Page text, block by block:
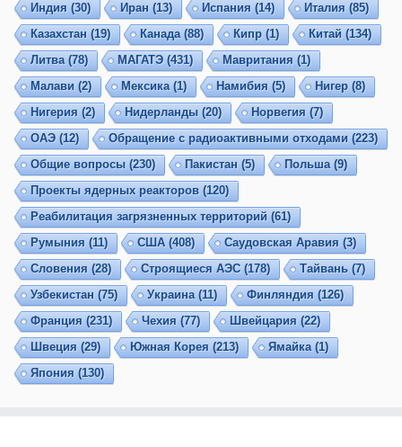
Индия (30) Иран (13) Испания (14) Италия (85)
Казахстан (19) Канада(88) Кипр (1) Китай (134)
Литва(78) МАГАТЭ(431) Мавритания (1)
Малави (2) Мексика(1) Намибия (5) Нигер (8)
Нигерия (2) Нидерланды (20) Норвегия (7)
ОАЭ(12) Обращение с радиоактивными отходами (223)
Общие вопросы (230) Пакистан (5) Польша(9)
Проекты ядерных реакторов (120)
Реабилитация загрязненных территорий (61)
Румыния (11) США (408) Саудовская Аравия (3)
Словения (28) Строящиеся АЭС(178) Тайвань (7)
Узбекистан (75) Украина(11) Финляндия (126)
Франция (231) Чехия (77) Швейцария (22)
Швеция (29) Южная Корея (213) Ямайка(1)
Япония (130)